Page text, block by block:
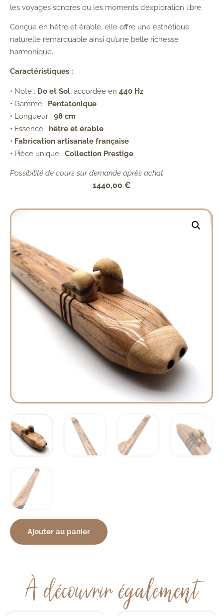
Ajouter au panier
les voyages sonores ou les moments d’exploration libre.
Conçue en hêtre et érable, elle offre une esthétique
naturelle remarquable ainsi qu’une belle richesse
harmonique.
Caractéristiques :
• Note : Do et Sol, accordée en 440 Hz
• Gamme : Pentatonique
• Longueur : 98 cm
• Essence : hêtre et érable
• Fabrication artisanale française
• Pièce unique : Collection Prestige
Possibilité de cours sur demande après achat
1440,00 €
À découvrir également